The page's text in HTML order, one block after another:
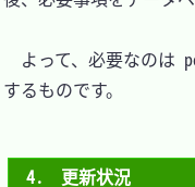
よって、必要なのは
するものです。
4.　更新状況